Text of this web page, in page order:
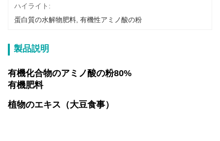
ハイライト:
蛋白質の水解物肥料 有機性アミノ酸の粉
製品説明
有機化合物のアミノ酸の粉80%
有機肥料
植物のエキス（大豆食事）